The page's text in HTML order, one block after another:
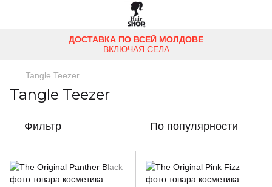
ДОСТАВКА ПО ВСЕЙ МОЛДОВЕ
ВКЛЮЧАЯ СЕЛА
Tangle Teezer
Tangle Teezer
Фильтр По популярности